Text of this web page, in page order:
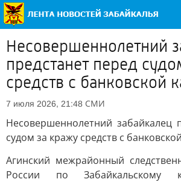
Несовершеннолетний
предстанет перед
средств с банковской
7 июля 2026, 21:48 СМИ
Несовершеннолетний забайкалец
судом за кражу средств с
Агинский межрайонный
России по Забайкальскому